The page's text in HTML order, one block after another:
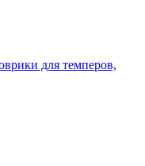
для темперов,